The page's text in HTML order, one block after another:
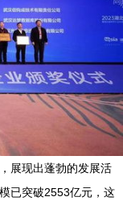
展现出蓬勃的发展活
已突破2553亿元，这